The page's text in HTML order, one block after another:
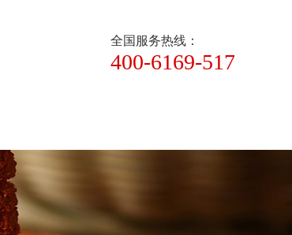
全国服务热线：
400-6169-517